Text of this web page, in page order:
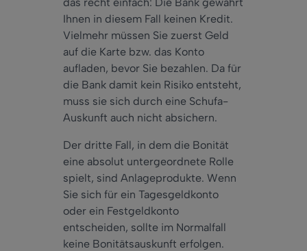
Ihnen in diesem Fall keinen Kredit.
Vielmehr müssen Sie zuerst Geld
auf die Karte bzw. das Konto
aufladen, bevor Sie bezahlen. Da für
die Bank damit kein Risiko entsteht,
muss sie sich durch eine Schufa-
Auskunft auch nicht absichern.
Der dritte Fall, in dem die Bonität
eine absolut untergeordnete Rolle
spielt, sind Anlageprodukte. Wenn
Sie sich für ein Tagesgeldkonto
oder ein Festgeldkonto
entscheiden, sollte im Normalfall
keine Bonitätsauskunft erfolgen.